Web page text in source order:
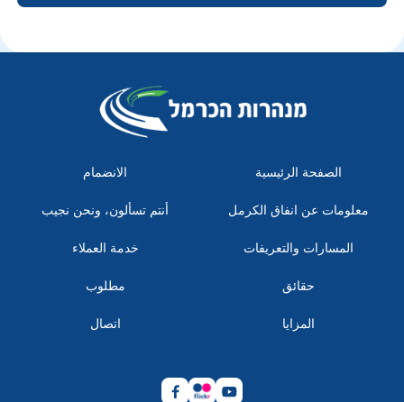
الصفحة الرئيسية
معلومات عن انفاق الكرمل
المسارات والتعريفات
حقائق
المزايا
الانضمام
أنتم تسألون، ونحن نجيب
خدمة العملاء
مطلوب
اتصال